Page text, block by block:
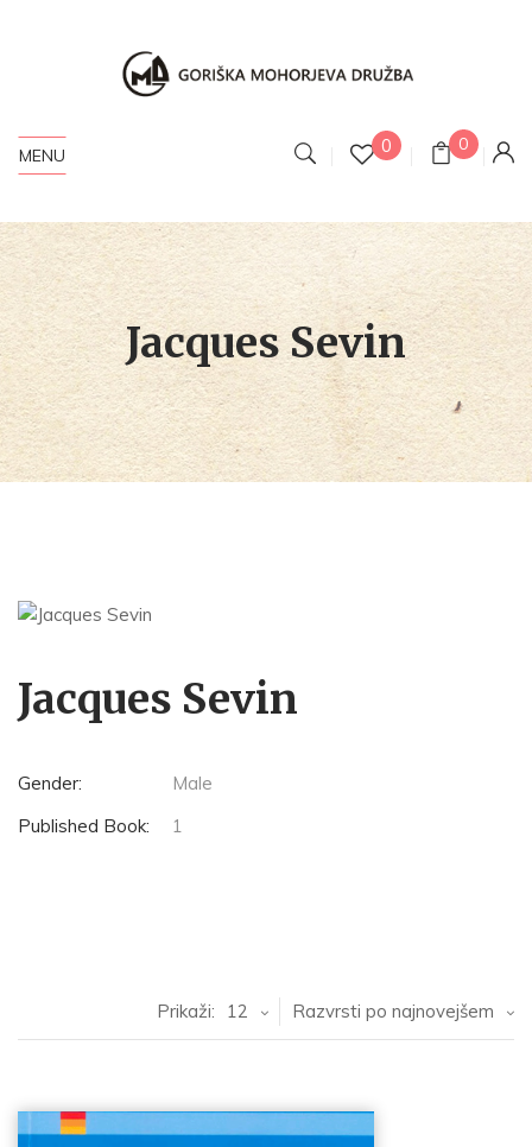
MENU 0 0
Jacques Sevin
Jacques Sevin
Gender:
Male
Published Book:
1
Razvrsti po najnovejšem
Prikaži: 12